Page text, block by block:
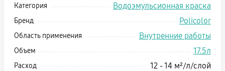
Категория Водоэмульсионная краска
Бренд Policolor
Область применения Внутренние работы
Объем 17.5л
Расход 12 - 14 м²/л/слой